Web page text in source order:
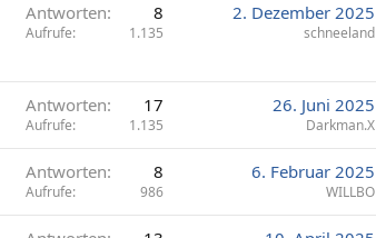
Antworten 8
Aufrufe 1.135
2. Dezember 2025
schneeland
Antworten 17
Aufrufe 1.135
26. Juni 2025
Darkman.X
Antworten 8
Aufrufe 986
6. Februar 2025
WILLBO